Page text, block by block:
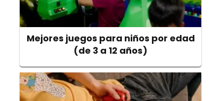
Mejores juegos para niños por edad
(de 3 a 12 años)